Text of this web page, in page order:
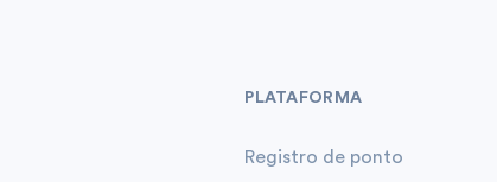
PLATAFORMA
Registro de ponto